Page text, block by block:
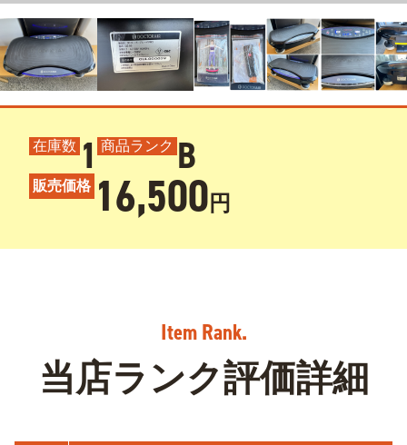
在庫数 1 商品ランク B
販売価格 16,500 円
当店ランク評価詳細